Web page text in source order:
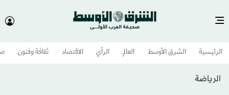
الرئيسية الشرق الأوسط​ العالم الرأي الاقتصاد ثقافة وفنون
الرياضة